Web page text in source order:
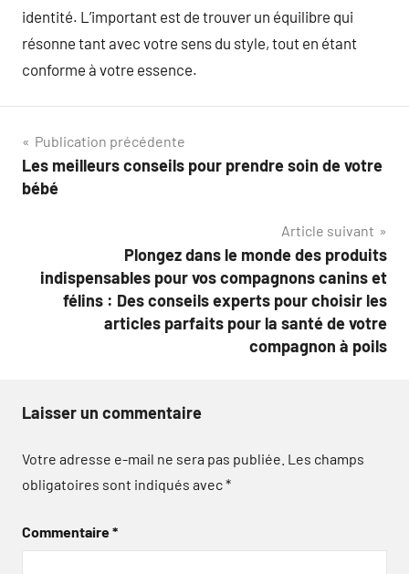
identité. L’important est de trouver un équilibre qui
résonne tant avec votre sens du style, tout en étant
conforme à votre essence.
Navigation
de
Publication précédente
Les meilleurs conseils pour prendre soin de votre
bébé
Article suivant
Plongez dans le monde des produits
indispensables pour vos compagnons canins et
félins : Des conseils experts pour choisir les
articles parfaits pour la santé de votre
compagnon à poils
Laisser un commentaire
Votre adresse e-mail ne sera pas publiée. Les champs
obligatoires sont indiqués avec*
Commentaire*